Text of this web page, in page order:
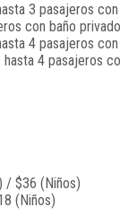
3 pasajeros
con baño
4 pasajeros
4 pasajeros
/ $36 (Niños)
(Niños)